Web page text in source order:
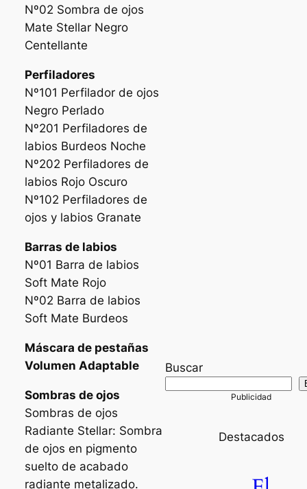
Nº02 Sombra de ojos
Mate Stellar Negro
Centellante
Perfiladores
Nº101 Perfilador de ojos
Negro Perlado
Nº201 Perfiladores de
labios Burdeos Noche
Nº202 Perfiladores de
labios Rojo Oscuro
Nº102 Perfiladores de
ojos y labios Granate
Barras de labios
Nº01 Barra de labios
Soft Mate Rojo
Nº02 Barra de labios
Soft Mate Burdeos
Máscara de pestañas
Volumen Adaptable
Sombras de ojos
Sombras de ojos
Radiante Stellar: Sombra
de ojos en pigmento
suelto de acabado
radiante metalizado.
Buscar
Destacados